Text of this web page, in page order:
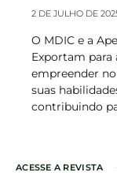
2 DE JULHO DE
O MDIC e a
Exportam para
empreender
suas
contribuindo
ACESSE A REVISTA